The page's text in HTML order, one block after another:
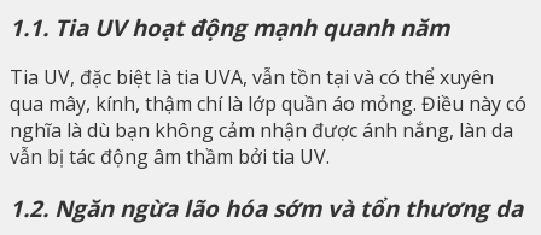
1.1. Tia UV hoạt động mạnh quanh năm
Tia UV, đặc biệt là tia UVA, vẫn tồn tại và có thể xuyên
qua mây, kính, thậm chí là lớp quần áo mỏng. Điều này có
nghĩa là dù bạn không cảm nhận được ánh nắng, làn da
vẫn bị tác động âm thầm bởi tia UV.
1.2. Ngăn ngừa lão hóa sớm và tổn thương da